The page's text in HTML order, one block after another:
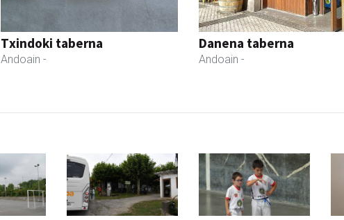
Txindoki taberna
Andoain -
Danena taberna
Andoain -